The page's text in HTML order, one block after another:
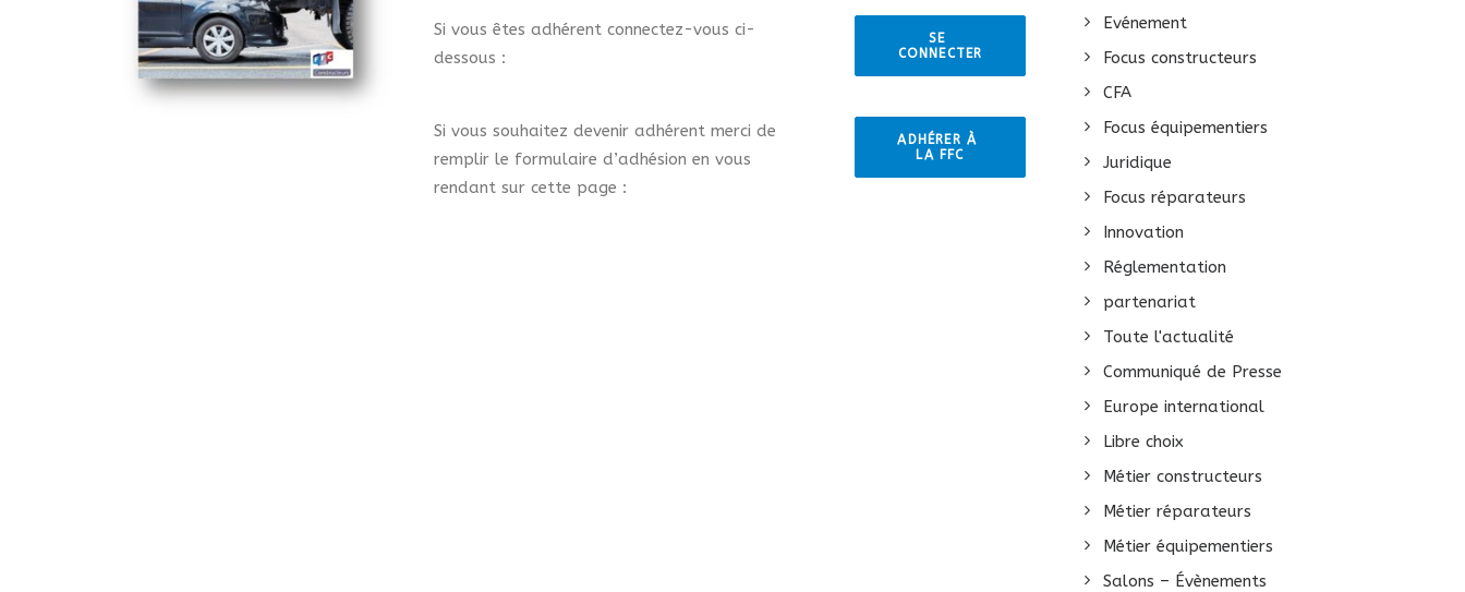
Si vous êtes adhérent connectez-vous ci-
dessous :
SE
CONNECTER
Si vous souhaitez devenir adhérent merci de
remplir le formulaire d’adhésion en vous
rendant sur cette page :
ADHÉRER À
LA FFC
Evénement
Focus constructeurs
CFA
Focus équipementiers
Juridique
Focus réparateurs
Innovation
Réglementation
partenariat
Toute l'actualité
Communiqué de Presse
Europe international
Libre choix
Métier constructeurs
Métier réparateurs
Métier équipementiers
Salons – Évènements